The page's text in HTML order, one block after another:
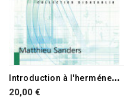
I
ntroduction à l'herméneutique biblique
20,00 €